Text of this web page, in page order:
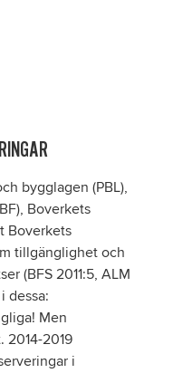
bygglagen (PBL),
Boverkets
Boverkets
tillgänglighet och
(BFS 2011:5, ALM
dessa:
Men
2014-2019
i